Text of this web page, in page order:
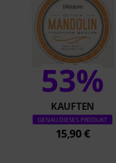
53%
KAUFTEN
GENAU DIESES PRODUKT
15,90 €